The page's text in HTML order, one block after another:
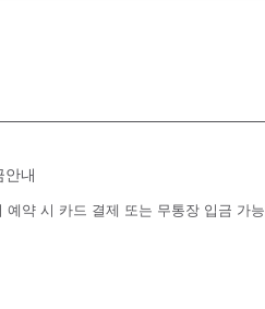
안내
예약 시 카드 결제 또는 무통장 입금 가능